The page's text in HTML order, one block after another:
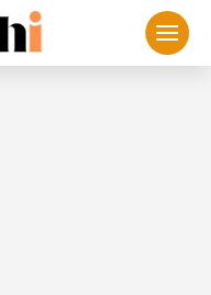
التجاوز
المحتوى